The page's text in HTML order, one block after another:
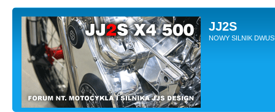
JJ2S
NOWY SILNIK